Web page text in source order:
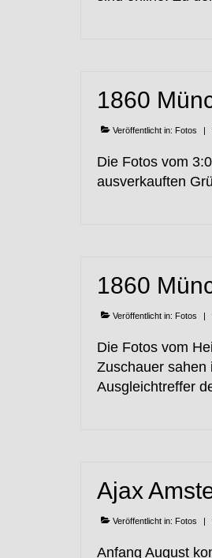
1860
Veröffentlicht in: Fotos |
Die Fotos vom
ausverkauften
1860
Veröffentlicht in: Fotos |
Die Fotos vom
Zuschauer sahen
Ausgleichtreffer
Ajax
Veröffentlicht in: Fotos |
Anfang August